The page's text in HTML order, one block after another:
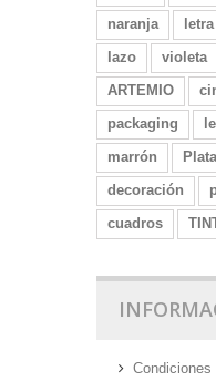
naranja
lazo
violeta
ARTEMIO
packaging
marrón
Plata
decoración
cuadros